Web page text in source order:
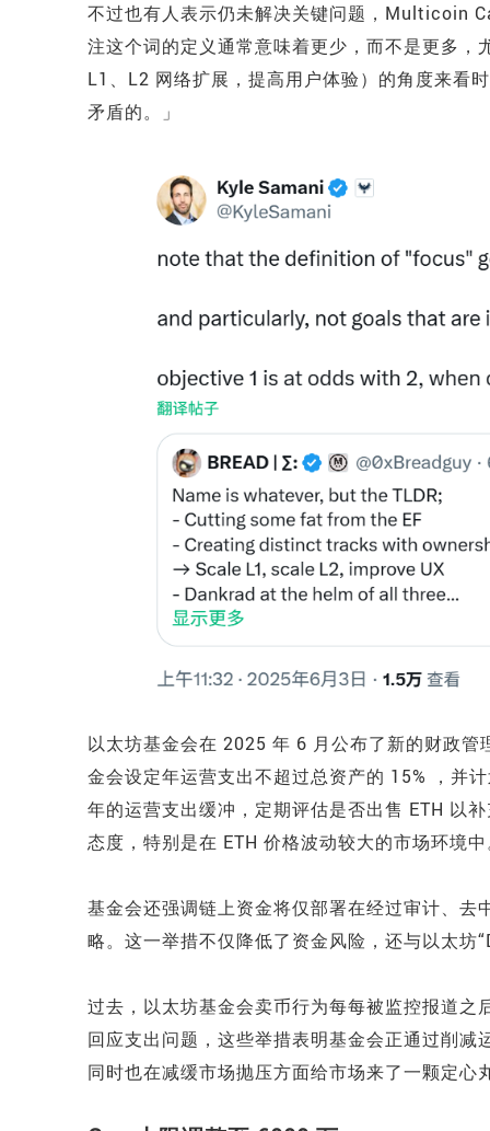
不过也有人表示仍未解决关键问题，Multicoin
注这个词的定义通常意味着更少，而不是更多
L1、L2 网络扩展，提高用户体验）的角度来看
矛盾的。」
以太坊基金会在 2025 年 6 月公布了新的财政
金会设定年运营支出不超过总资产的 15% ，并
年的运营支出缓冲，定期评估是否出售 ETH 以
态度，特别是在 ETH 价格波动较大的市场环境
基金会还强调链上资金将仅部署在经过审计、
略。这一举措不仅降低了资金风险，还与以太
过去，以太坊基金会卖币行为每每被监控报道
回应支出问题，这些举措表明基金会正通过削
同时也在减缓市场抛压方面给市场来了一颗定心